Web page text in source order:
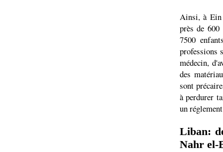
Ainsi, à Ein
près de
7500
professions
médecin,
des
sont
à perdurer
un
Liban:
Nahr el-